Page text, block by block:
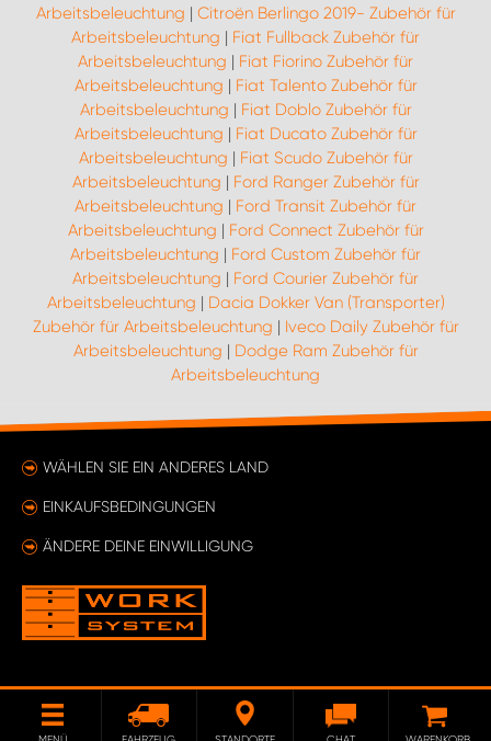
Arbeitsbeleuchtung | Citroën Berlingo 2019- Zubehör für
Arbeitsbeleuchtung | Fiat Fullback Zubehör für
Arbeitsbeleuchtung | Fiat Fiorino Zubehör für
Arbeitsbeleuchtung | Fiat Talento Zubehör für
Arbeitsbeleuchtung | Fiat Doblo Zubehör für
Arbeitsbeleuchtung | Fiat Ducato Zubehör für
Arbeitsbeleuchtung | Fiat Scudo Zubehör für
Arbeitsbeleuchtung | Ford Ranger Zubehör für
Arbeitsbeleuchtung | Ford Transit Zubehör für
Arbeitsbeleuchtung | Ford Connect Zubehör für
Arbeitsbeleuchtung | Ford Custom Zubehör für
Arbeitsbeleuchtung | Ford Courier Zubehör für
Arbeitsbeleuchtung | Dacia Dokker Van (Transporter)
Zubehör für Arbeitsbeleuchtung | Iveco Daily Zubehör für
Arbeitsbeleuchtung | Dodge Ram Zubehör für
Arbeitsbeleuchtung
WÄHLEN SIE EIN ANDERES LAND
EINKAUFSBEDINGUNGEN
ÄNDERE DEINE EINWILLIGUNG